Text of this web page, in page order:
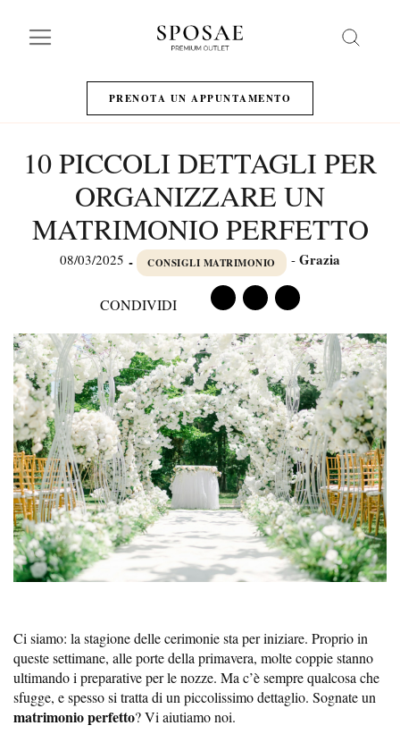
PRENOTA UN APPUNTAMENTO
10 PICCOLI DETTAGLI PER
ORGANIZZARE UN
MATRIMONIO PERFETTO
08/03/2025 - CONSIGLI MATRIMONIO - Grazia
CONDIVIDI
Ci siamo: la stagione delle cerimonie sta per iniziare. Proprio in
queste settimane, alle porte della primavera, molte coppie stanno
ultimando i preparative per le nozze. Ma c’è sempre qualcosa che
sfugge, e spesso si tratta di un piccolissimo dettaglio. Sognate un
matrimonio perfetto? Vi aiutiamo noi.